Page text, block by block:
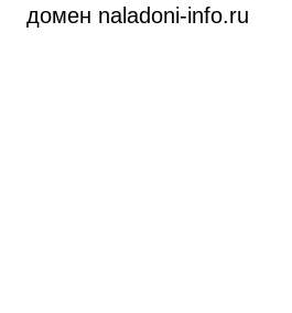
домен naladoni-info.ru